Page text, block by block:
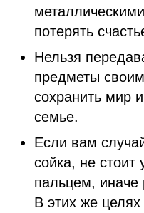
потерять
Нельзя
предметы
сохранить мир
семье.
Если вам
сойка, не стоит
пальцем, иначе
В этих же целях